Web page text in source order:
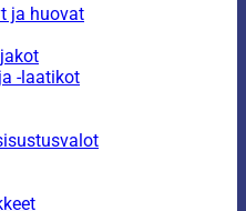
ja huovat
-laatikot